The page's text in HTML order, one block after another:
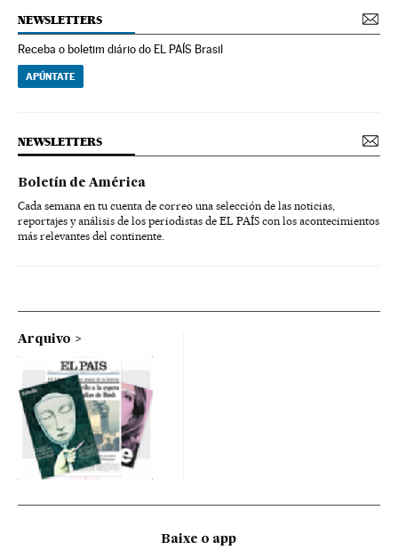
NEWSLETTERS
Receba o boletim diário do EL PAÍS Brasil
APÚNTATE
NEWSLETTERS
Boletín de América
Cada semana en tu cuenta de correo una selección de las noticias,
reportajes y análisis de los periodistas de EL PAÍS con los acontecimientos
más relevantes del continente.
Arquivo
Baixe o app